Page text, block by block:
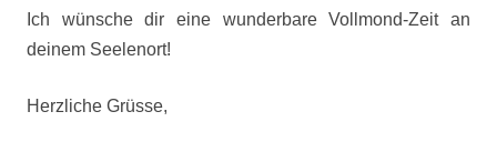
Ich wünsche dir eine wunderbare Vollmond-Zeit an
deinem Seelenort!
Herzliche Grüsse,